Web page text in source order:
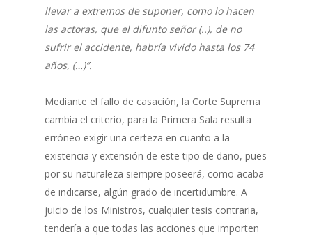
llevar a extremos de suponer, como lo hacen
las actoras, que el difunto señor (..), de no
sufrir el accidente, habría vivido hasta los 74
años, (…)”.
Mediante el fallo de casación, la Corte Suprema
cambia el criterio, para la Primera Sala resulta
erróneo exigir una certeza en cuanto a la
existencia y extensión de este tipo de daño, pues
por su naturaleza siempre poseerá, como acaba
de indicarse, algún grado de incertidumbre. A
juicio de los Ministros, cualquier tesis contraria,
tendería a que todas las acciones que importen